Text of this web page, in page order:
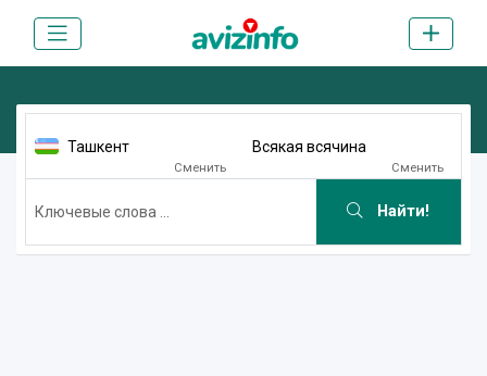
Ташкент
Сменить
Всякая всячина
Сменить
Найти!